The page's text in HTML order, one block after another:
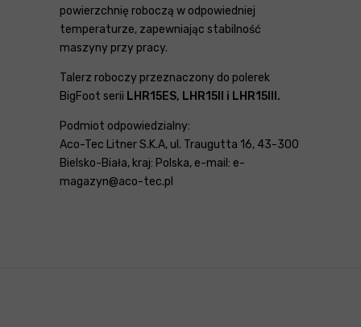
powierzchnię roboczą w odpowiedniej
temperaturze, zapewniając stabilność
maszyny przy pracy.
Talerz roboczy przeznaczony do polerek
BigFoot serii LHR15ES, LHR15II i LHR15III.
Podmiot odpowiedzialny:
Aco-Tec Litner S.K.A, ul. Traugutta 16, 43-300
Bielsko-Biała, kraj: Polska, e-mail: e-
magazyn@aco-tec.pl